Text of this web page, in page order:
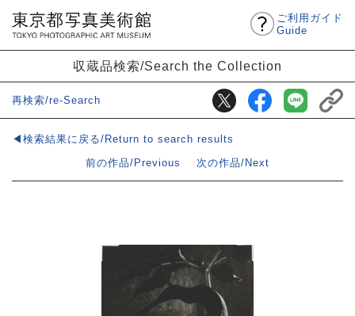
ご利用ガイド
Guide
収蔵品検索/Search the Collection
再検索/re-Search
◀検索結果に戻る/Return to search results
前の作品/Previous
次の作品/Next